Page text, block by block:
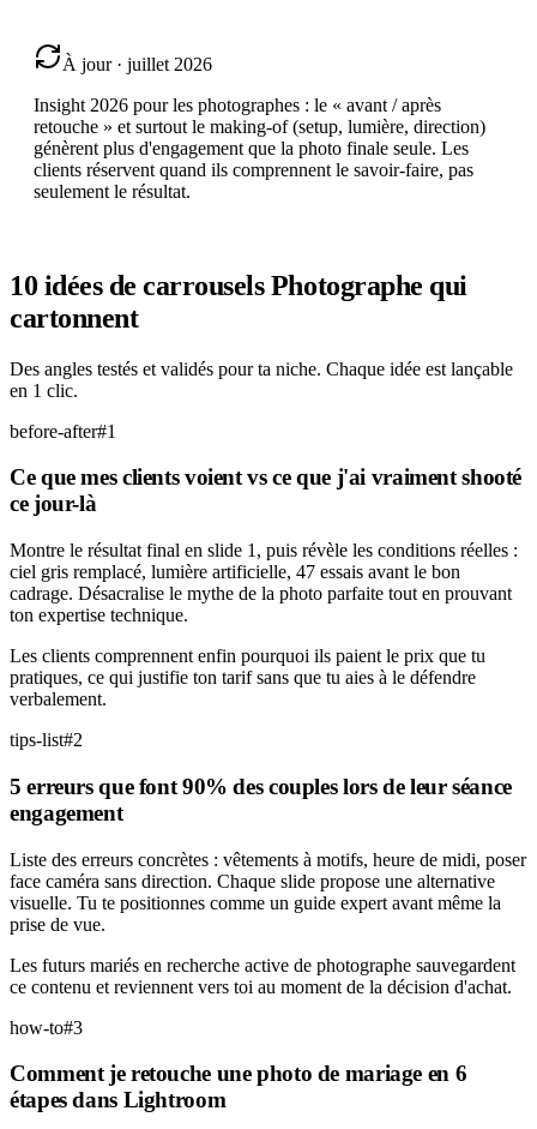
À jour · juillet 2026
Insight 2026 pour les photographes : le « avant / après
retouche » et surtout le making-of (setup, lumière, direction)
génèrent plus d'engagement que la photo finale seule. Les
clients réservent quand ils comprennent le savoir-faire, pas
seulement le résultat.
10 idées de carrouselsPhotographe qui
cartonnent
Des angles testés et validés pour ta niche. Chaque idée est lançable
en 1 clic.
before-after#1
Ce que mes clients voient vs ce que j'ai vraiment shooté
ce jour-là
Montre le résultat final en slide 1, puis révèle les conditions réelles :
ciel gris remplacé, lumière artificielle, 47 essais avant le bon
cadrage. Désacralise le mythe de la photo parfaite tout en prouvant
ton expertise technique.
Les clients comprennent enfin pourquoi ils paient le prix que tu
pratiques, ce qui justifie ton tarif sans que tu aies à le défendre
verbalement.
tips-list#2
5 erreurs que font 90% des couples lors de leur séance
engagement
Liste des erreurs concrètes : vêtements à motifs, heure de midi, poser
face caméra sans direction. Chaque slide propose une alternative
visuelle. Tu te positionnes comme un guide expert avant même la
prise de vue.
Les futurs mariés en recherche active de photographe sauvegardent
ce contenu et reviennent vers toi au moment de la décision d'achat.
how-to#3
Comment je retouche une photo de mariage en 6
étapes dans Lightroom